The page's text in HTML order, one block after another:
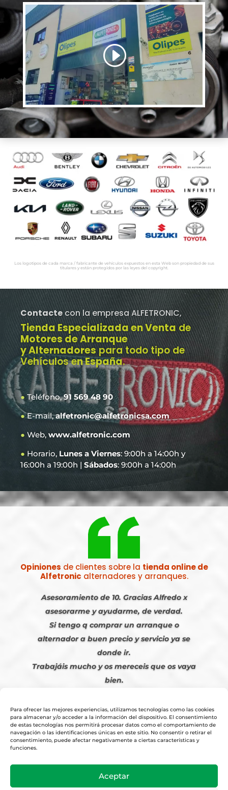
Para ofrecer las mejores experiencias, utilizamos tecnologías como las cookies
para almacenar y/o acceder a la información del dispositivo. El consentimiento
de estas tecnologías nos permitirá procesar datos como el comportamiento de
navegación o las identificaciones únicas en este sitio. No consentir o retirar el
consentimiento, puede afectar negativamente a ciertas características y
funciones.
Aceptar
Los logotipos de cada marca / fabricante de vehículos expuestos en esta Web son propiedad de sus
titulares y están protegidos por las leyes del copyright.
Contacte con la empresa ALFETRONIC,
Tienda Especializada en Venta de
Motores de Arranque
y Alternadores para todo tipo de
Vehículos en España.
●Teléfono,91 569 48 90
●E-mail,alfetronic@alfetronicsa.com
● Web, www.alfetronic.com
● Horario, Lunes a Viernes: 9:00h a 14:00h y
16:00h a 19:00h | Sábados: 9:00h a 14:00h
Opiniones de clientes sobre la tienda online de
Alfetronic alternadores y arranques.
Asesoramiento de 10. Gracias Alfredo x
asesorarme y ayudarme, de verdad.
Si tengo q comprar un arranque o
alternador a buen precio y servicio ya se
donde ir.
Trabajáis mucho y os mereceis que os vaya
bien.
Condiciones Venta Online